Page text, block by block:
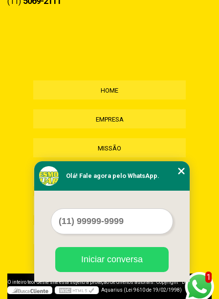
HOME
EMPRESA
MISSÃO
SERVIÇOS
MAPA DO SITE
O inteiro teor deste site está sujeito à proteção de direitos autorais. Copyright Desmonte
Aquarius (Lei 9610 de 19/02/1998)
1
Olá! Fale agora pelo WhatsApp.
Iniciar conversa